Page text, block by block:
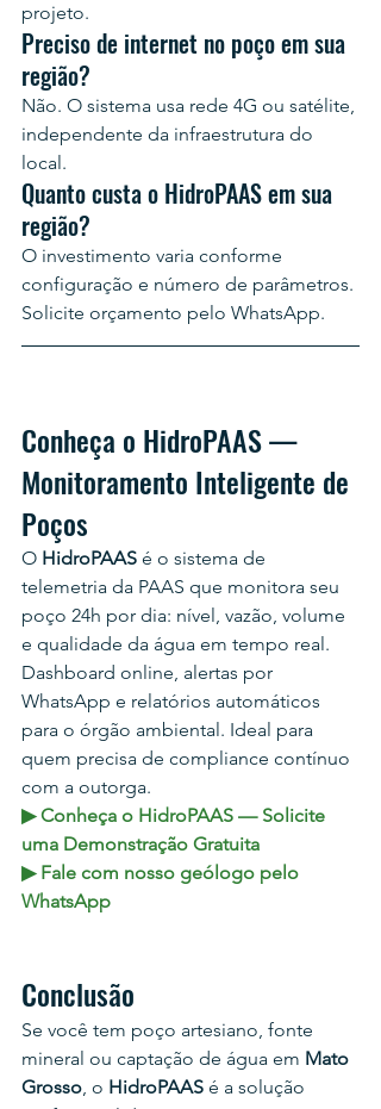
projeto.
Preciso de internet no poço em sua
região?
Não. O sistema usa rede 4G ou satélite,
independente da infraestrutura do
local.
Quanto custa o HidroPAAS em sua
região?
O investimento varia conforme
configuração e número de parâmetros.
Solicite orçamento pelo WhatsApp.
Conheça o HidroPAAS —
Monitoramento Inteligente de
Poços
O HidroPAAS é o sistema de
telemetria da PAAS que monitora seu
poço 24h por dia: nível, vazão, volume
e qualidade da água em tempo real.
Dashboard online, alertas por
WhatsApp e relatórios automáticos
para o órgão ambiental. Ideal para
quem precisa de compliance contínuo
com a outorga.
▶ Conheça o HidroPAAS — Solicite
uma Demonstração Gratuita
▶ Fale com nosso geólogo pelo
WhatsApp
Conclusão
Se você tem poço artesiano, fonte
mineral ou captação de água em Mato
Grosso, o HidroPAAS é a solução